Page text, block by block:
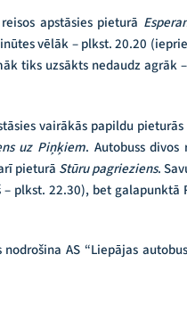
apstāsies pieturā
vēlāk – plkst. 20.20
tiks uzsākts nedaudz agrāk
vairākās papildu pieturās
uz Piņķiem. Autobuss
pieturā Stūru pagrieziens.
plkst. 22.30), bet galapunktā
AS “Liepājas